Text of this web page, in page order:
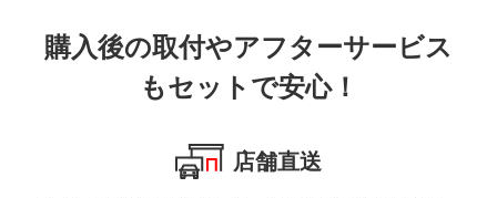
購入後の取付やアフターサービス
もセットで安心！
店舗直送